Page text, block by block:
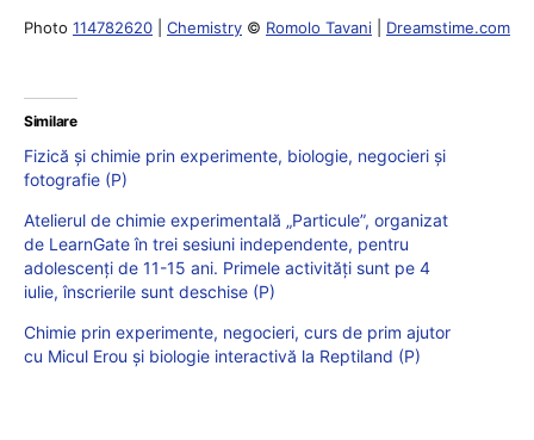
Photo 114782620 Chemistry © Romolo Tavani Dreamstime.com
Similare
Fizică și chimie prin experimente, biologie, negocieri și
fotografie (P)
Atelierul de chimie experimentală „Particule”, organizat
de LearnGate în trei sesiuni independente, pentru
adolescenți de 11-15 ani. Primele activități sunt pe 4
iulie, înscrierile sunt deschise (P)
Chimie prin experimente, negocieri, curs de prim ajutor
cu Micul Erou și biologie interactivă la Reptiland (P)